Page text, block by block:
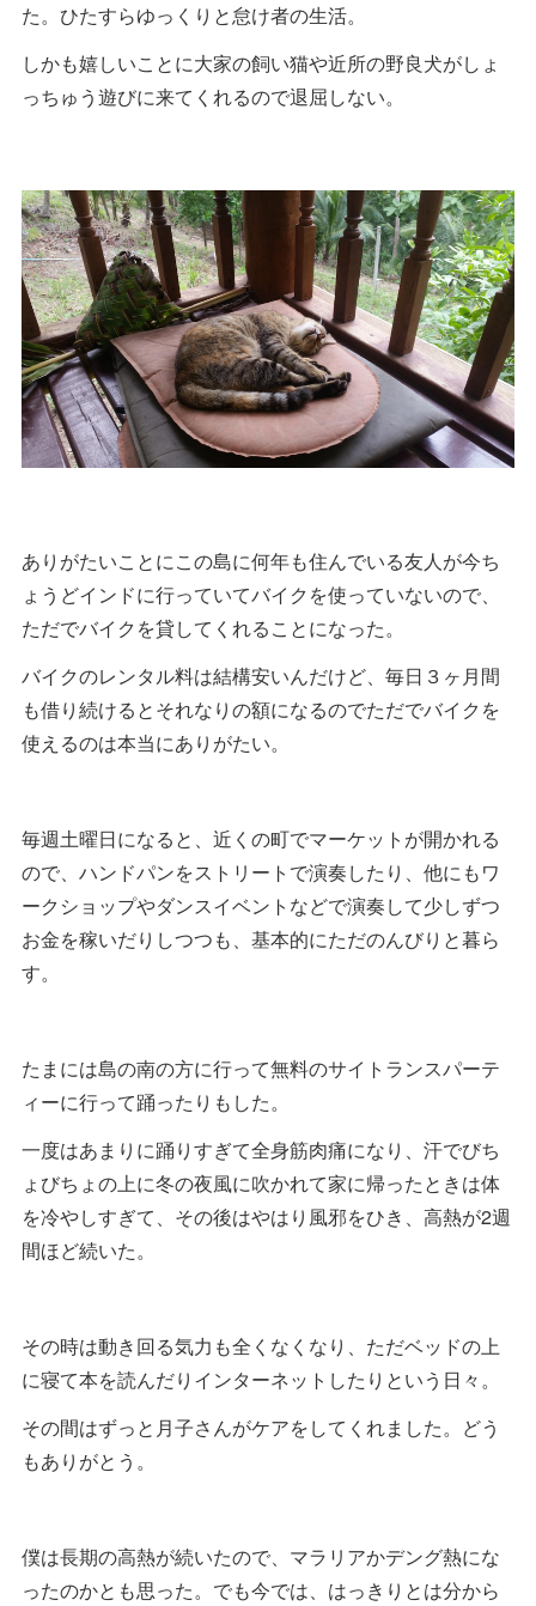
た。ひたすらゆっくりと怠け者の生活。
しかも嬉しいことに大家の飼い猫や近所の野良犬がしょ
っちゅう遊びに来てくれるので退屈しない。
ありがたいことにこの島に何年も住んでいる友人が今ち
ょうどインドに行っていてバイクを使っていないので、
ただでバイクを貸してくれることになった。
バイクのレンタル料は結構安いんだけど、毎日３ヶ月間
も借り続けるとそれなりの額になるのでただでバイクを
使えるのは本当にありがたい。
毎週土曜日になると、近くの町でマーケットが開かれる
ので、ハンドパンをストリートで演奏したり、他にもワ
ークショップやダンスイベントなどで演奏して少しずつ
お金を稼いだりしつつも、基本的にただのんびりと暮ら
す。
たまには島の南の方に行って無料のサイトランスパーテ
ィーに行って踊ったりもした。
一度はあまりに踊りすぎて全身筋肉痛になり、汗でびち
ょびちょの上に冬の夜風に吹かれて家に帰ったときは体
を冷やしすぎて、その後はやはり風邪をひき、高熱が2週
間ほど続いた。
その時は動き回る気力も全くなくなり、ただベッドの上
に寝て本を読んだりインターネットしたりという日々。
その間はずっと月子さんがケアをしてくれました。どう
もありがとう。
僕は長期の高熱が続いたので、マラリアかデング熱にな
ったのかとも思った。でも今では、はっきりとは分から